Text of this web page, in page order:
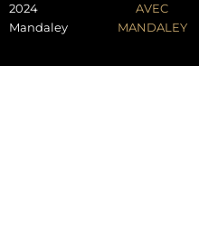
2024
Mandaley
AVEC
MANDALEY